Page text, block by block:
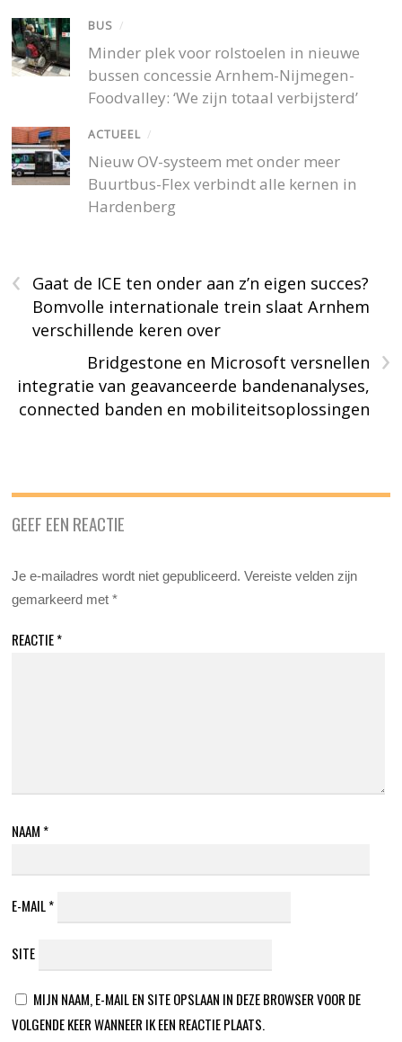
BUS /
Minder plek voor rolstoelen in nieuwe
bussen concessie Arnhem-Nijmegen-
Foodvalley: ‘We zijn totaal verbijsterd’
ACTUEEL /
Nieuw OV-systeem met onder meer
Buurtbus-Flex verbindt alle kernen in
Hardenberg
‹
Gaat de ICE ten onder aan z’n eigen succes?
Bomvolle internationale trein slaat Arnhem
verschillende keren over
›
Bridgestone en Microsoft versnellen
integratie van geavanceerde bandenanalyses,
connected banden en mobiliteitsoplossingen
GEEF EEN REACTIE
Je e-mailadres wordt niet gepubliceerd. Vereiste velden zijn
gemarkeerd met*
REACTIE*
NAAM *
E-MAIL*
SITE
MIJN NAAM, E-MAIL EN SITE OPSLAAN IN DEZE BROWSER VOOR DE
VOLGENDE KEER WANNEER IK EEN REACTIE PLAATS.